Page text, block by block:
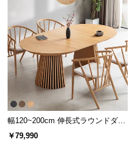
に
つ
い
て
証
に
つ
幅120~200cm 伸長式ラウンドダイ
ニングテーブル 6人掛け 天然木突
￥79,990